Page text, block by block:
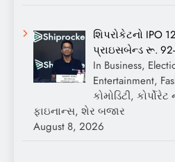
શિપરોકેટનો
પ્રાઇસબેન્ડ રૂ.
In Business,
Entertainment,
કોમોડિટી,
ફાઇનાન્સ, શેર બજાર
August 8, 2026